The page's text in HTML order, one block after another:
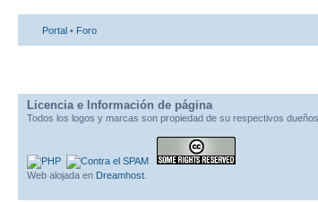
Portal • Foro
Licencia e Información de página
Todos los logos y marcas son propiedad de su respectivos
Web alojada en Dreamhost